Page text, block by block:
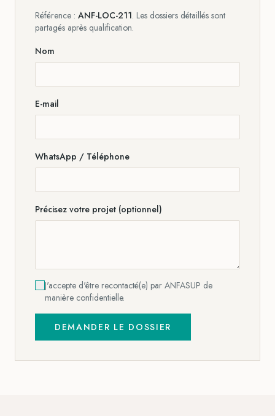
Référence : ANF-LOC-211. Les dossiers détaillés sont
partagés après qualification.
Nom
E-mail
WhatsApp / Téléphone
Précisez votre projet (optionnel)
J'accepte d'être recontacté(e) par ANFASUP de
manière confidentielle.
DEMANDER LE DOSSIER